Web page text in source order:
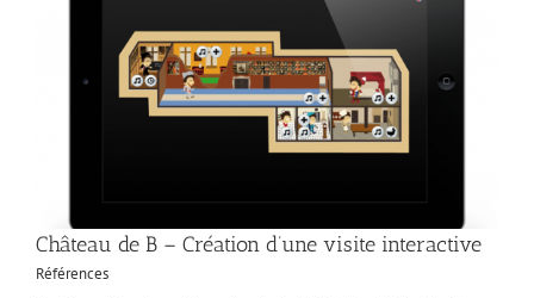
Château de B – Création d’une visite interactive
Références